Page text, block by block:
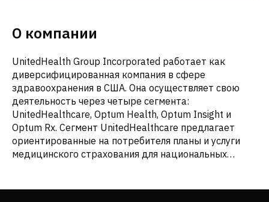
О компании
UnitedHealth Group Incorporated работает как
диверсифицированная компания в сфере
здравоохранения в США. Она осуществляет свою
деятельность через четыре сегмента:
UnitedHealthcare, Optum Health, Optum Insight и
Optum Rx. Сегмент UnitedHealthcare предлагает
ориентированные на потребителя планы и услуги
медицинского страхования для национальных
предприятий и частных лиц; медицинское